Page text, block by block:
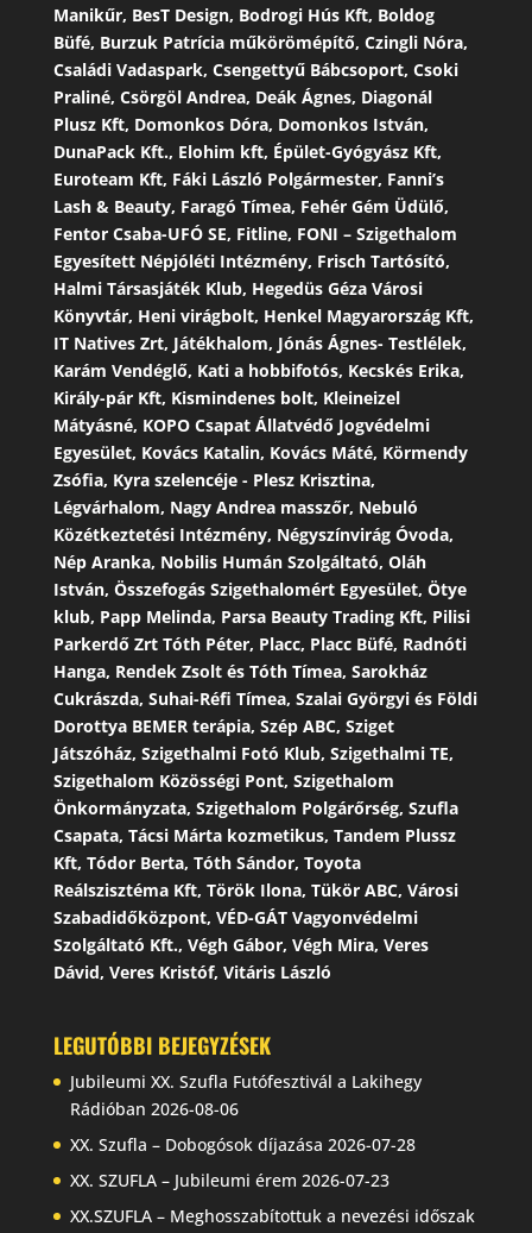
Manikűr, BesT Design, Bodrogi Hús Kft, Boldog
Büfé, Burzuk Patrícia műkörömépítő, Czingli Nóra,
Családi Vadaspark, Csengettyű Bábcsoport, Csoki
Praliné, Csörgöl Andrea, Deák Ágnes, Diagonál
Plusz Kft, Domonkos Dóra, Domonkos István,
DunaPack Kft., Elohim kft, Épület-Gyógyász Kft,
Euroteam Kft, Fáki László Polgármester, Fanni’s
Lash & Beauty, Faragó Tímea, Fehér Gém Üdülő,
Fentor Csaba-UFÓ SE, Fitline, FONI – Szigethalom
Egyesített Népjóléti Intézmény, Frisch Tartósító,
Halmi Társasjáték Klub, Hegedüs Géza Városi
Könyvtár, Heni virágbolt, Henkel Magyarország Kft,
IT Natives Zrt, Játékhalom, Jónás Ágnes- Testlélek,
Karám Vendéglő, Kati a hobbifotós, Kecskés Erika,
Király-pár Kft, Kismindenes bolt, Kleineizel
Mátyásné, KOPO Csapat Állatvédő Jogvédelmi
Egyesület, Kovács Katalin, Kovács Máté, Körmendy
Zsófia, Kyra szelencéje - Plesz Krisztina,
Légvárhalom, Nagy Andrea masszőr, Nebuló
Közétkeztetési Intézmény, Négyszínvirág Óvoda,
Nép Aranka, Nobilis Humán Szolgáltató, Oláh
István, Összefogás Szigethalomért Egyesület, Ötye
klub, Papp Melinda, Parsa Beauty Trading Kft, Pilisi
Parkerdő Zrt Tóth Péter, Placc, Placc Büfé, Radnóti
Hanga, Rendek Zsolt és Tóth Tímea, Sarokház
Cukrászda, Suhai-Réfi Tímea, Szalai Györgyi és Földi
Dorottya BEMER terápia, Szép ABC, Sziget
Játszóház, Szigethalmi Fotó Klub, Szigethalmi TE,
Szigethalom Közösségi Pont, Szigethalom
Önkormányzata, Szigethalom Polgárőrség, Szufla
Csapata, Tácsi Márta kozmetikus, Tandem Plussz
Kft, Tódor Berta, Tóth Sándor, Toyota
Reálszisztéma Kft, Török Ilona, Tükör ABC, Városi
Szabadidőközpont, VÉD-GÁT Vagyonvédelmi
Szolgáltató Kft., Végh Gábor, Végh Mira, Veres
Dávid, Veres Kristóf, Vitáris László
LEGUTÓBBI BEJEGYZÉSEK
Jubileumi XX. Szufla Futófesztivál a Lakihegy
Rádióban 2026-08-06
XX. Szufla – Dobogósok díjazása 2026-07-28
XX. SZUFLA – Jubileumi érem 2026-07-23
XX.SZUFLA – Meghosszabítottuk a nevezési időszak